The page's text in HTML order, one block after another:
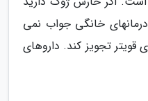
خانگی جواب نمی
تجویز کند. داروهای